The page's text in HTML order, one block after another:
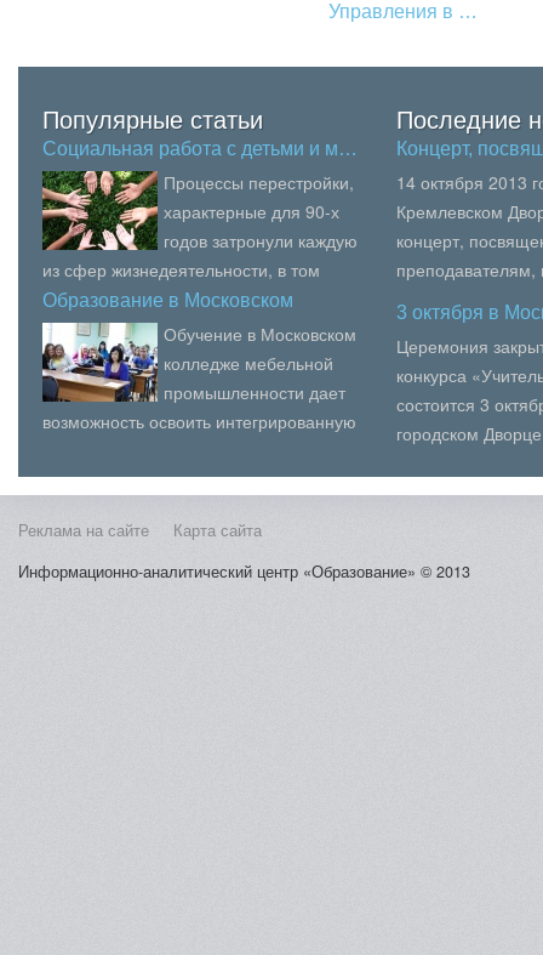
Управления в …
Популярные статьи
Социальная работа с детьми и м…
Процессы перестройки,
характерные для 90-х
годов затронули каждую
из сфер жизнедеятельности, в том
числе социальное направление.
Обнищание, безработиц...
Образование в Московском
колле…
Обучение в Московском
колледже мебельной
промышленности дает
возможность освоить интегрированную
базовом и повышенном уро...
Последние
Концерт,
14 октября 2013
Кремлевском
концерт,
образования,
вузов Москвы.В
3 октября в
Церемония
конкурса
состоится 3
городском
Косыг...
Реклама на сайте
Карта сайта
Информационно-аналитический центр «Образование» © 2013